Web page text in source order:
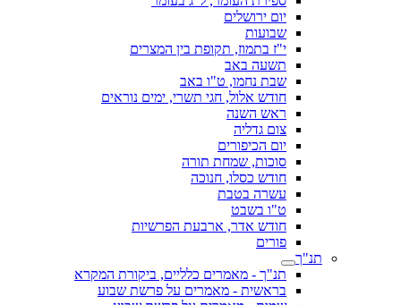
יום ירושלים
שבועות
י"ז בתמוז, תקופת בין המצרים
תשעה באב
שבת נחמו, ט"ו באב
חודש אלול, חגי תשרי, ימים נוראים
ראש השנה
צום גדליה
יום הכיפורים
סוכות, שמחת תורה
חודש כסלו, חנוכה
עשרה בטבת
ט"ו בשבט
חודש אדר, ארבעת הפרשיות
פורים
תנ"ך
תנ"ך - מאמרים כלליים, ביקורת המקרא
בראשית - מאמרים על פרשת שבוע